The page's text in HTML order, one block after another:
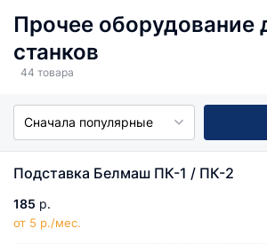
Прочее оборудование
станков
44 товара
Сначала популярные
Подставка Белмаш ПК-1 / ПК-2
185 р.
от 5 р./мес.